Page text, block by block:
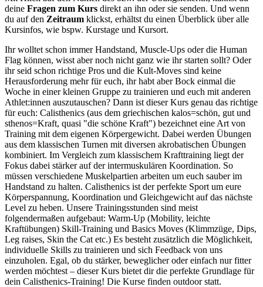
deine Fragen zum Kurs direkt an ihn oder sie senden. Und wenn
du auf den Zeitraum klickst, erhältst du einen Überblick über alle
Kursinfos, wie bspw. Kurstage und Kursort.
Ihr wolltet schon immer Handstand, Muscle-Ups oder die Human
Flag können, wisst aber noch nicht ganz wie ihr starten sollt? Oder
ihr seid schon richtige Pros und die Kult-Moves sind keine
Herausforderung mehr für euch, ihr habt aber Bock einmal die
Woche in einer kleinen Gruppe zu trainieren und euch mit anderen
Athlet:innen auszutauschen? Dann ist dieser Kurs genau das richtige
für euch: Calisthenics (aus dem griechischen kalos=schön, gut und
sthenos=Kraft, quasi "die schöne Kraft") bezeichnet eine Art von
Training mit dem eigenen Körpergewicht. Dabei werden Übungen
aus dem klassischen Turnen mit diversen akrobatischen Übungen
kombiniert. Im Vergleich zum klassischem Krafttraining liegt der
Fokus dabei stärker auf der intermuskulären Koordination. So
müssen verschiedene Muskelpartien arbeiten um euch sauber im
Handstand zu halten. Calisthenics ist der perfekte Sport um eure
Körperspannung, Koordination und Gleichgewicht auf das nächste
Level zu heben. Unsere Trainingsstunden sind meist
folgendermaßen aufgebaut: Warm-Up (Mobility, leichte
Kraftübungen) Skill-Training und Basics Moves (Klimmzüge, Dips,
Leg raises, Skin the Cat etc.) Es besteht zusätzlich die Möglichkeit,
individuelle Skills zu trainieren und sich Feedback von uns
einzuholen. Egal, ob du stärker, beweglicher oder einfach nur fitter
werden möchtest – dieser Kurs bietet dir die perfekte Grundlage für
dein Calisthenics-Training! Die Kurse finden outdoor statt.